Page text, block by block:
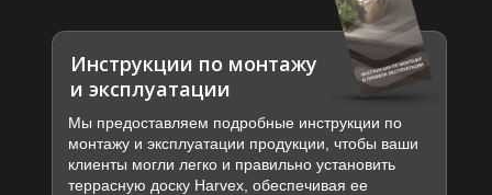
Мы предоставляем подробные инструкции по
монтажу и эксплуатации продукции, чтобы ваши
клиенты могли легко и правильно установить
террасную доску Harvex, обеспечивая ее
Инструкции по монтажу
и эксплуатации